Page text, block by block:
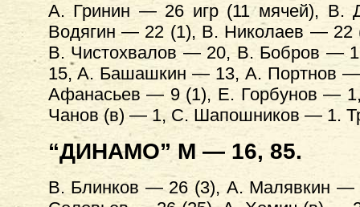
А. Гринин — 26 игр (11 мячей),
Водягин — 22 (1), В. Николаев —
В. Чистохвалов — 20, В. Бобров —
15, А. Башашкин — 13, А. Портнов
Афанасьев — 9 (1), Е. Горбунов —
Чанов (в) — 1, С. Шапошников — 1.
“ДИНАМО” М — 16, 85.
В. Блинков — 26 (3), А. Малявкин